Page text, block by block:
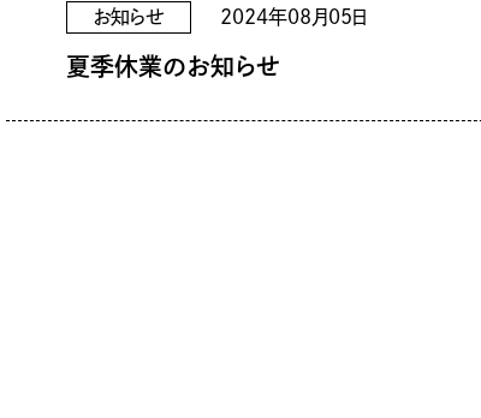
お知らせ 2024年08月05日
夏季休業のお知らせ